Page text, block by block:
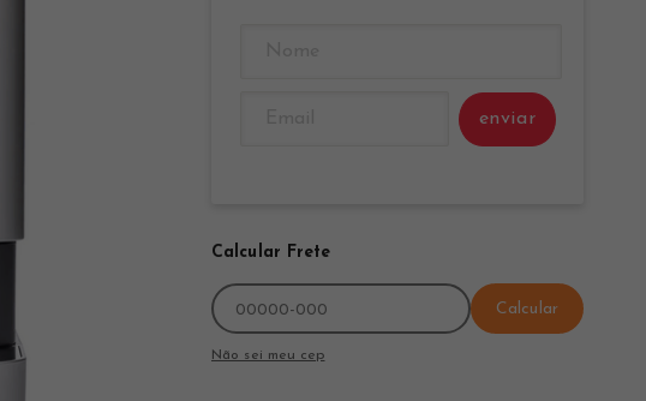
enviar
Calcular Frete
Calcular
Não sei meu cep